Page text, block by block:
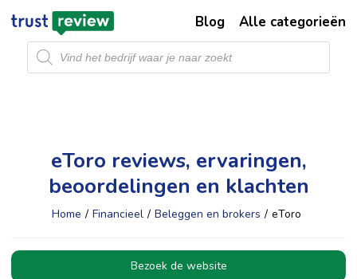
Producten
zoeken
Blog Alle categorieën
eToro reviews, ervaringen,
beoordelingen en klachten
Home / Financieel / Beleggen en brokers / eToro
Bezoek de website